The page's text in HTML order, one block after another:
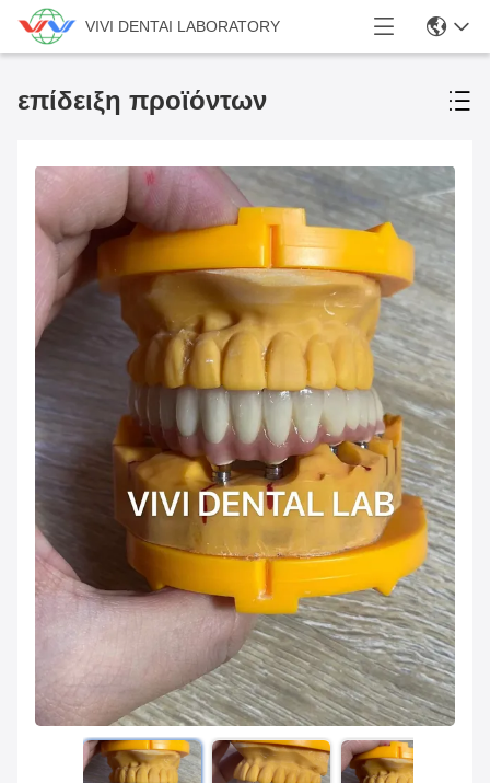
VIVI DENTAI LABORATORY
επίδειξη προϊόντων